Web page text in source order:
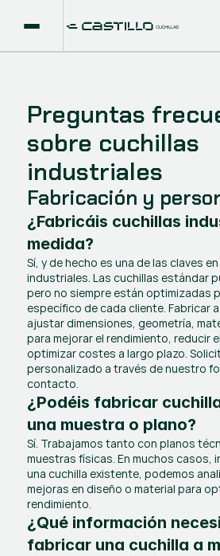
Preguntas
sobre cuchillas
industriales
Fabricación y
¿Fabricáis cuchillas
medida?
Sí, y de hecho es una de las claves
industriales. Las cuchillas estándar
pero no siempre están optimizadas
específico de cada cliente. Fabricar
ajustar dimensiones, geometría,
para mejorar el rendimiento, reducir
optimizar costes a largo plazo.
personalizado a través de nuestro
contacto.
¿Podéis fabricar
una muestra o plano?
Sí. Trabajamos tanto con planos
muestras físicas. En muchos casos,
una cuchilla existente, podemos
mejoras en diseño o material para
rendimiento.
¿Qué información
fabricar una cuchilla a